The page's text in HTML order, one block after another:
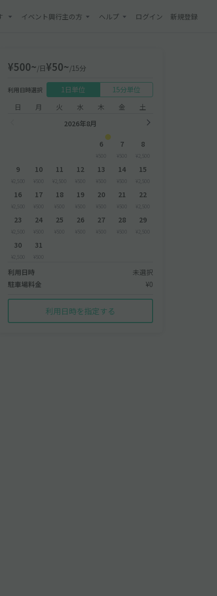
イベント興行主の方 ヘルプ ログイン 新規登録
¥500~/日¥50~/15分
利用日時選択 1日単位
15分単位
日
月 火 水 木 金
土
2026年8月
6
¥500
7
¥500
8
¥2,500
9
¥2,500
10
¥500
11
¥2,500
12
¥500
13
¥500
14
¥500
15
¥2,500
16
¥2,500
17
¥500
18
¥500
19
¥500
20
¥500
21
¥500
22
¥2,500
23
¥2,500
24
¥500
25
¥500
26
¥500
27
¥500
28
¥500
29
¥2,500
30
¥2,500
31
¥500
利用日時
未選択
駐車場料金
¥0
利用日時を指定する